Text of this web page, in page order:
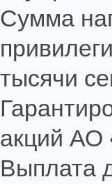
Сумма
тысячи
акций АО
Выплата